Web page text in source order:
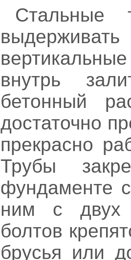
Стальные
внутрь
бетонный
достаточно
прекрасно
Трубы
фундаменте
ним с двух
болтов
брусья или